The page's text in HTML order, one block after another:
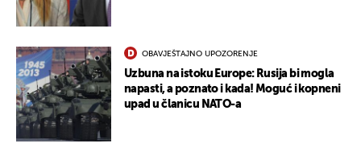
OBAVJEŠTAJNO UPOZORENJE
Uzbuna na istoku Europe: Rusija bi mogla
napasti, a poznato i kada! Moguć i kopneni
upad u članicu NATO-a